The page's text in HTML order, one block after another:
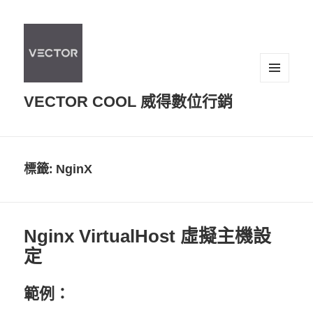
VECTOR COOL 威得數位行銷
標籤: NginX
Nginx VirtualHost 虛擬主機設
定
範例：